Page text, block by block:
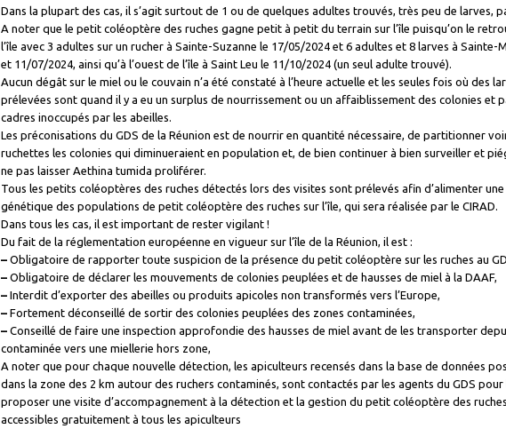
Dans la plupart des cas, il s’agit surtout de 1 ou de quelques adultes trouvés, très peu de larves,
A noter que le petit coléoptère des ruches gagne petit à petit du terrain sur l’île puisqu’on le
l’île avec 3 adultes sur un rucher à Sainte-Suzanne le 17/05/2024 et 6 adultes et 8 larves à Sainte-
et 11/07/2024, ainsi qu’à l’ouest de l’île à Saint Leu le 11/10/2024 (un seul adulte trouvé).
Aucun dégât sur le miel ou le couvain n’a été constaté à l’heure actuelle et les seules fois où des
prélevées sont quand il y a eu un surplus de nourrissement ou un affaiblissement des colonies et
cadres inoccupés par les abeilles.
Les préconisations du GDS de la Réunion est de nourrir en quantité nécessaire, de partitionner
ruchettes les colonies qui diminueraient en population et, de bien continuer à bien surveiller et
ne pas laisser Aethina tumida proliférer.
Tous les petits coléoptères des ruches détectés lors des visites sont prélevés afin d’alimenter
génétique des populations de petit coléoptère des ruches sur l’île, qui sera réalisée par le CIRAD.
Dans tous les cas, il est important de rester vigilant !
Du fait de la réglementation européenne en vigueur sur l’île de la Réunion, il est :
– Obligatoire de rapporter toute suspicion de la présence du petit coléoptère sur les ruches au
– Obligatoire de déclarer les mouvements de colonies peuplées et de hausses de miel à la DAAF,
– Interdit d’exporter des abeilles ou produits apicoles non transformés vers l’Europe,
– Fortement déconseillé de sortir des colonies peuplées des zones contaminées,
– Conseillé de faire une inspection approfondie des hausses de miel avant de les transporter
contaminée vers une miellerie hors zone,
A noter que pour chaque nouvelle détection, les apiculteurs recensés dans la base de données
dans la zone des 2 km autour des ruchers contaminés, sont contactés par les agents du GDS
proposer une visite d’accompagnement à la détection et la gestion du petit coléoptère des
accessibles gratuitement à tous les apiculteurs